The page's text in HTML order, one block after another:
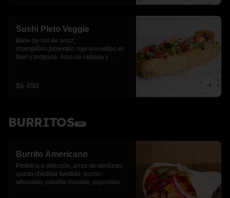
Sushi Pleto Veggie
Base de roll de arroz,
champiñon,pimentón rojo envueltos en
Nori y tempura. Aros de cebolla y
$6.490
BURRITOS🌯
Burrito Americano
Proteína a elección, arroz de verduras,
queso cheddar fundido, tocino
ahumado, cebolla morada, pepinillos y